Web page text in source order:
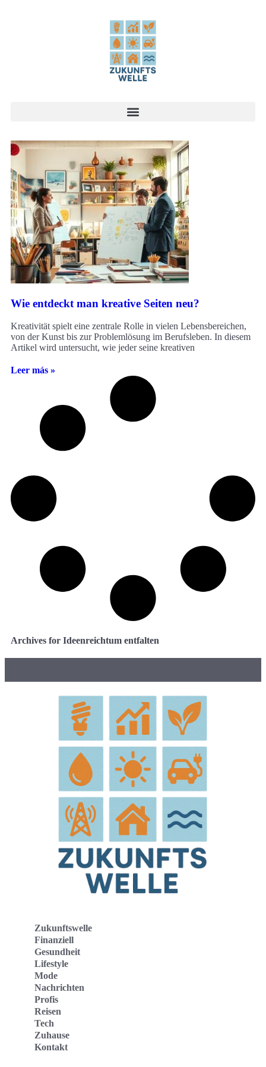
Wie entdeckt man kreative Seiten neu?
Kreativität spielt eine zentrale Rolle in vielen Lebensbereichen,
von der Kunst bis zur Problemlösung im Berufsleben. In diesem
Artikel wird untersucht, wie jeder seine kreativen
Leer más »
Archives for Ideenreichtum entfalten
Zukunftswelle
Finanziell
Gesundheit
Lifestyle
Mode
Nachrichten
Profis
Reisen
Tech
Zuhause
Kontakt